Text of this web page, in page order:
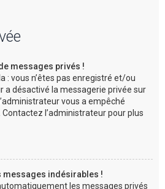
messages privés !
: vous n’êtes pas enregistré et/ou
a désactivé la messagerie privée sur
vous a empêché
Contactez l’administrateur pour plus
indésirables !
les messages privés